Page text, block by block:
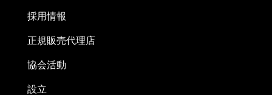
採用情報
正規販売代理店
協会活動
設立